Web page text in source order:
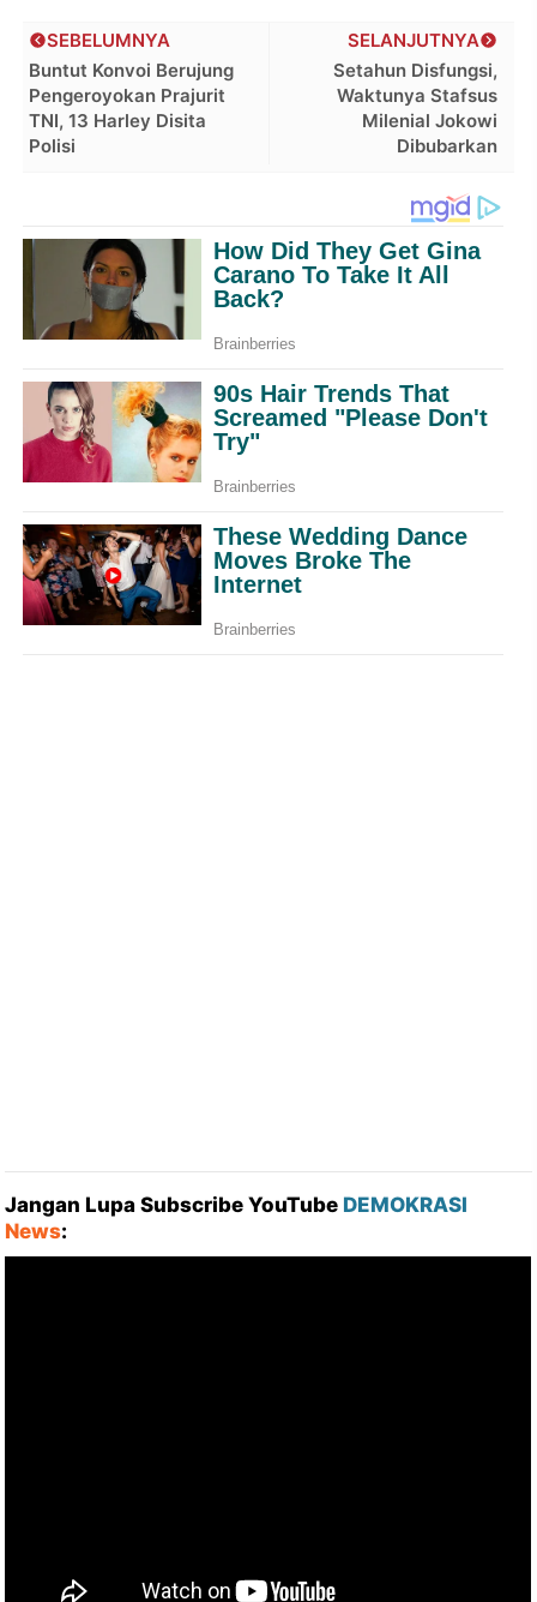
SELANJUTNYA
Setahun Disfungsi,
Waktunya Stafsus
Milenial Jokowi
Dibubarkan
SEBELUMNYA
Buntut Konvoi Berujung
Pengeroyokan Prajurit
TNI, 13 Harley Disita
Polisi
Jangan Lupa Subscribe YouTube DEMOKRASI
News: